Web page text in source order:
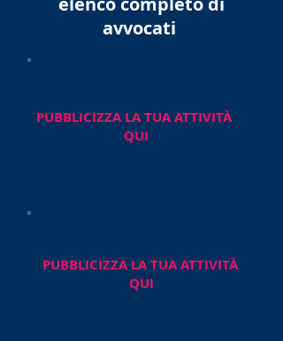
avvocati
PUBBLICIZZA LA TUA ATTIVITÀ
QUI
PUBBLICIZZA LA TUA ATTIVITÀ
QUI